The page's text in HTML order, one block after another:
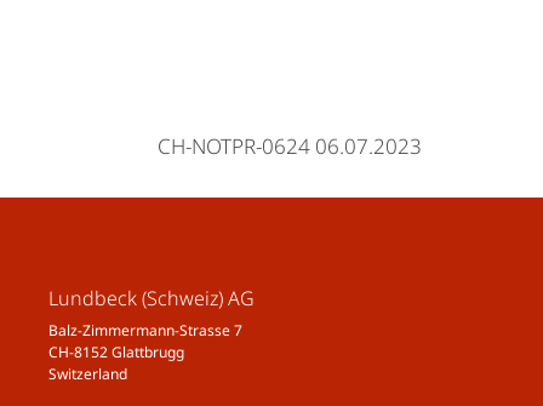
CH-NOTPR-0624 06.07.2023
Lundbeck (Schweiz) AG
Balz-Zimmermann-Strasse 7
CH-8152 Glattbrugg
Switzerland